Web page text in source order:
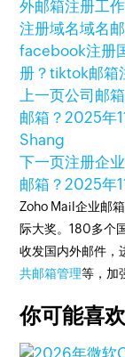
外邮箱注册工
注册域名域名
facebook注册
册？tiktok邮箱
上一页公司邮
邮箱？2025年
Shang
下一页注册企
邮箱？2025年
Zoho Mail企业邮
际大奖。180多个
收发国内外邮件，
共邮箱管理等，加
你可能喜欢